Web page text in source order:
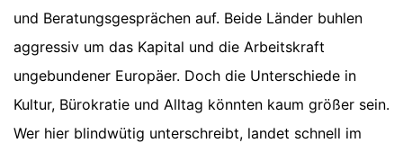
und Beratungsgesprächen auf. Beide Länder buhlen
aggressiv um das Kapital und die Arbeitskraft
ungebundener Europäer. Doch die Unterschiede in
Kultur, Bürokratie und Alltag könnten kaum größer sein.
Wer hier blindwütig unterschreibt, landet schnell im